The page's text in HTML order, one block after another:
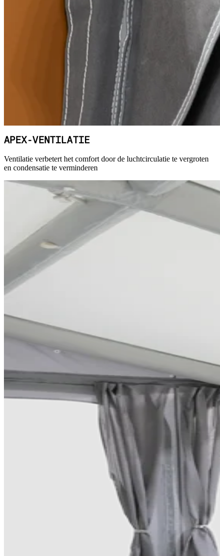
APEX-VENTILATIE
Ventilatie verbetert het comfort door de luchtcirculatie te vergroten
en condensatie te verminderen